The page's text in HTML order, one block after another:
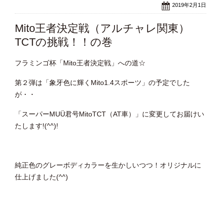
2019年2月1日
Mito王者決定戦（アルチャレ関東）
TCTの挑戦！！の巻
フラミンゴ杯「Mito王者決定戦」への道☆
第２弾は「象牙色に輝くMito1.4スポーツ」の予定でした
が・・
「スーパーMUÜ君号MitoTCT（AT車）」に変更してお届けい
たします!(^^)!
純正色のグレーボディカラーを生かしいつつ！オリジナルに
仕上げました(^^)